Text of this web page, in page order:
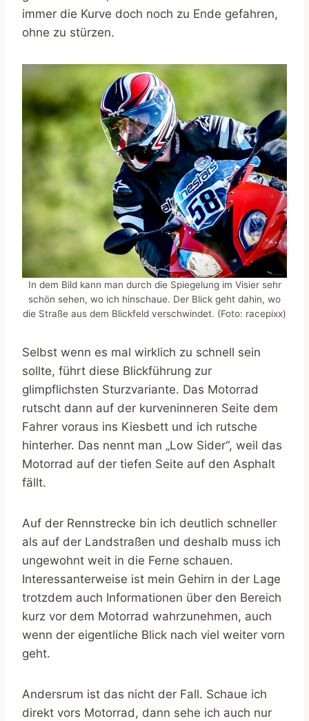
immer die Kurve doch noch zu Ende gefahren,
ohne zu stürzen.
In dem Bild kann man durch die Spiegelung im Visier sehr
schön sehen, wo ich hinschaue. Der Blick geht dahin, wo
die Straße aus dem Blickfeld verschwindet. (Foto: racepixx)
Selbst wenn es mal wirklich zu schnell sein
sollte, führt diese Blickführung zur
glimpflichsten Sturzvariante. Das Motorrad
rutscht dann auf der kurveninneren Seite dem
Fahrer voraus ins Kiesbett und ich rutsche
hinterher. Das nennt man „Low Sider“, weil das
Motorrad auf der tiefen Seite auf den Asphalt
fällt.
Auf der Rennstrecke bin ich deutlich schneller
als auf der Landstraßen und deshalb muss ich
ungewohnt weit in die Ferne schauen.
Interessanterweise ist mein Gehirn in der Lage
trotzdem auch Informationen über den Bereich
kurz vor dem Motorrad wahrzunehmen, auch
wenn der eigentliche Blick nach viel weiter vorn
geht.
Andersrum ist das nicht der Fall. Schaue ich
direkt vors Motorrad, dann sehe ich auch nur